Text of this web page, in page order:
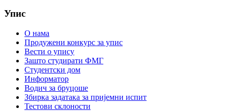
Упис
О нама
Продужени конкурс за упис
Вести о упису
Зашто студирати ФМГ
Студентски дом
Информатор
Водич за бруцоше
Збиркa задатака за пријемни испит
Тестови склоности